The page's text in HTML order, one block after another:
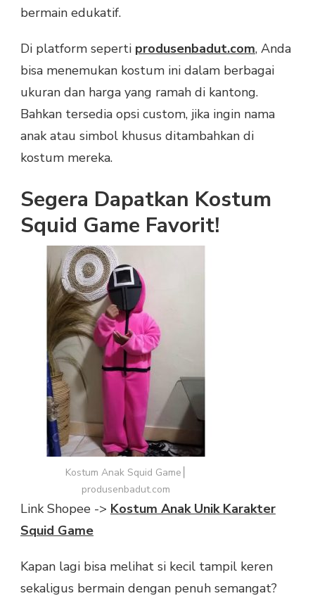
bermain edukatif.
Di platform seperti produsenbadut.com, Anda
bisa menemukan kostum ini dalam berbagai
ukuran dan harga yang ramah di kantong.
Bahkan tersedia opsi custom, jika ingin nama
anak atau simbol khusus ditambahkan di
kostum mereka.
Segera Dapatkan Kostum
Squid Game Favorit!
Kostum Anak Squid Game⎮
produsenbadut.com
Link Shopee -> Kostum Anak Unik Karakter
Squid Game
Kapan lagi bisa melihat si kecil tampil keren
sekaligus bermain dengan penuh semangat?